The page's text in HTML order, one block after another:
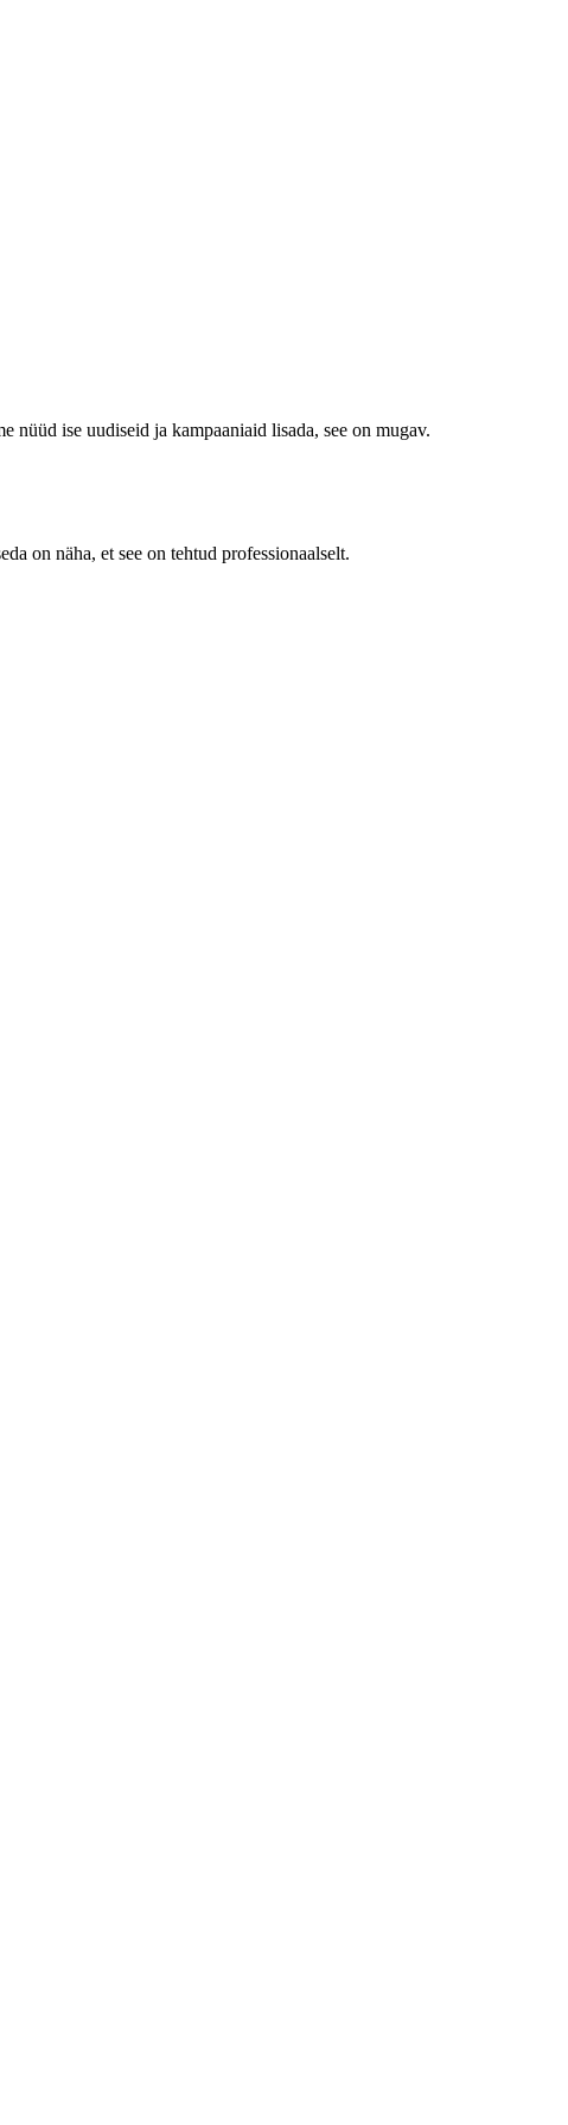
nüüd ise uudiseid ja kampaaniaid lisada, see on mugav.
on näha, et see on tehtud professionaalselt.